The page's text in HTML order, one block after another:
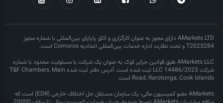
AMarkets LTD دارای مجوز به عنوان کارگزاری و اتاق پایاپای بین‌المللی با شماره مجوز
T2023284 و تحت نظارت اداره خدمات بین‌المللی اتحادیه Comoros است.
AMarkets LLC طبق قوانین جزایر کوک به عنوان یک شرکت با مسئولیت محدود با شماره
شرکت LLC 14486/2023 ثبت شده است. آدرس دفتر ثبت شده T&F Chambers, Main
Road, Rarotonga, Cook Islands است.
AMarkets عضو کمیسیون مالی، یک سازمان مستقل حل اختلاف خارجی (EDR) است که